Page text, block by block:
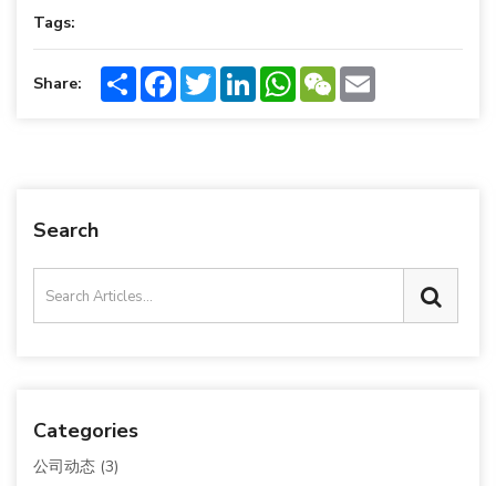
Search
Categories
公司动态 (3)
Tags:
Share: ShareFacebookTwitterLinkedInWhatsApp
WeChat